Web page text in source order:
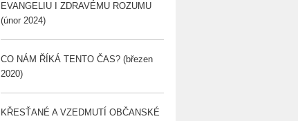
EVANGELIU I ZDRAVÉMU ROZUMU
(únor 2024)
CO NÁM ŘÍKÁ TENTO ČAS? (březen
2020)
KŘESŤANÉ A VZEDMUTÍ OBČANSKÉ